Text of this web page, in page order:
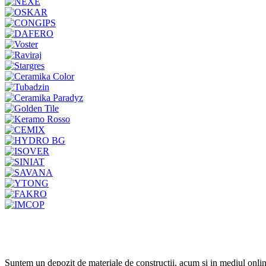
Suntem un depozit de materiale de constructii, acum si in mediul